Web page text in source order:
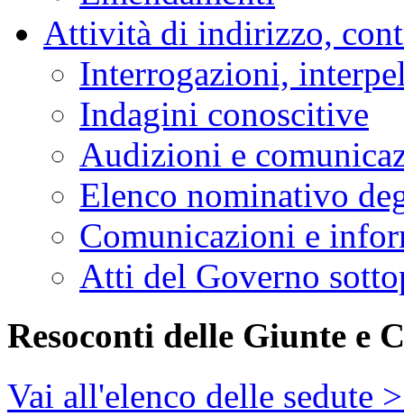
Attività di indirizzo,
Interrogazioni,
Indagini conoscitive
Audizioni e
Elenco nominativo
Comunicazioni e
Atti del Governo
Resoconti delle Giunte e
Vai all'elenco delle sedute